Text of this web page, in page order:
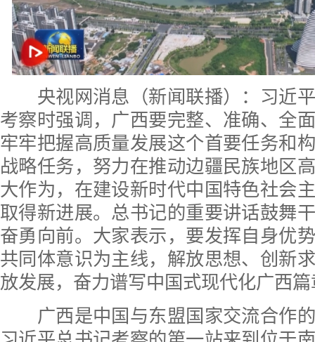
央视网消息（新闻联播）：习近平
考察时强调，广西要完整、准确、全
牢牢把握高质量发展这个首要任务和
战略任务，努力在推动边疆民族地区
大作为，在建设新时代中国特色社会
取得新进展。总书记的重要讲话鼓舞
奋勇向前。大家表示，要发挥自身优
共同体意识为主线，解放思想、创新
放发展，奋力谱写中国式现代化广西
广西是中国与东盟国家交流合作的